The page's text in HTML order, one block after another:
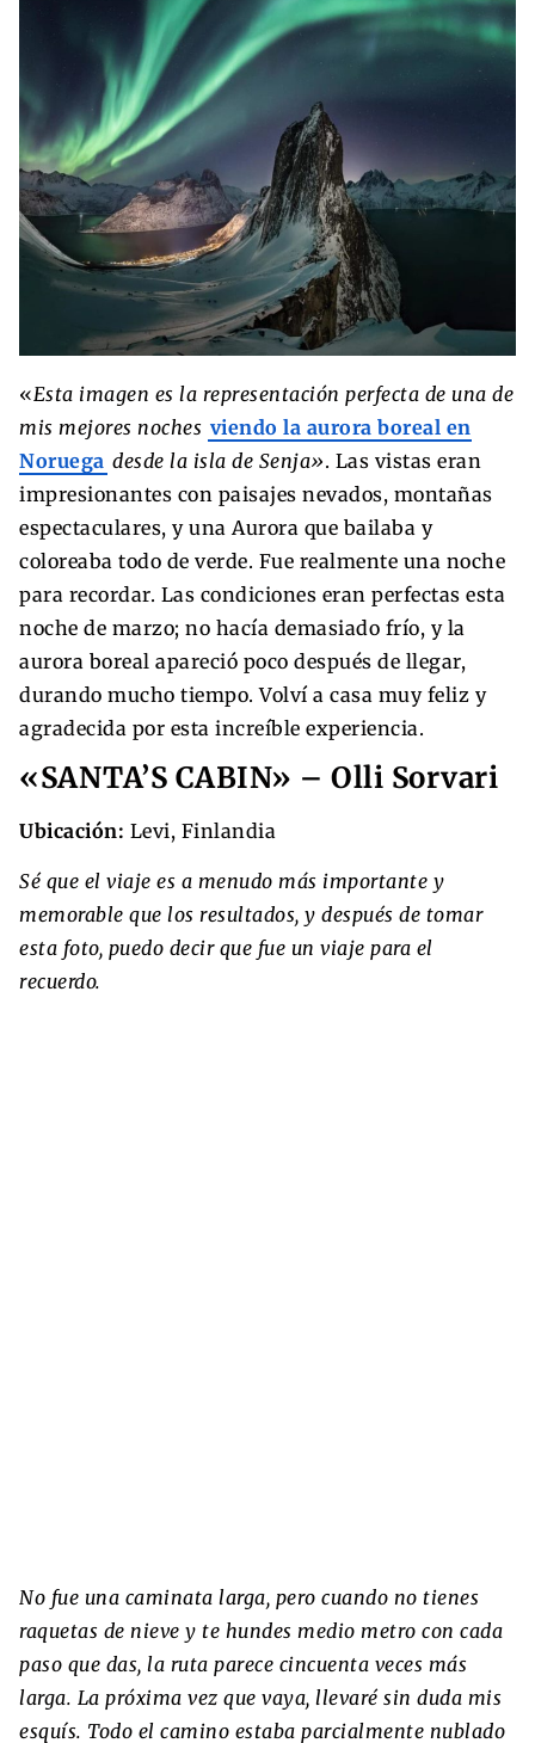
«Esta imagen es la representación perfecta de una de
mis mejores noches viendo la aurora boreal en
Noruega desde la isla de Senja». Las vistas eran
impresionantes con paisajes nevados, montañas
espectaculares, y una Aurora que bailaba y
coloreaba todo de verde. Fue realmente una noche
para recordar. Las condiciones eran perfectas esta
noche de marzo; no hacía demasiado frío, y la
aurora boreal apareció poco después de llegar,
durando mucho tiempo. Volví a casa muy feliz y
agradecida por esta increíble experiencia.
«SANTA’S CABIN» – Olli Sorvari
Ubicación: Levi, Finlandia
Sé que el viaje es a menudo más importante y
memorable que los resultados, y después de tomar
esta foto, puedo decir que fue un viaje para el
recuerdo.
No fue una caminata larga, pero cuando no tienes
raquetas de nieve y te hundes medio metro con cada
paso que das, la ruta parece cincuenta veces más
larga. La próxima vez que vaya, llevaré sin duda mis
esquís. Todo el camino estaba parcialmente nublado